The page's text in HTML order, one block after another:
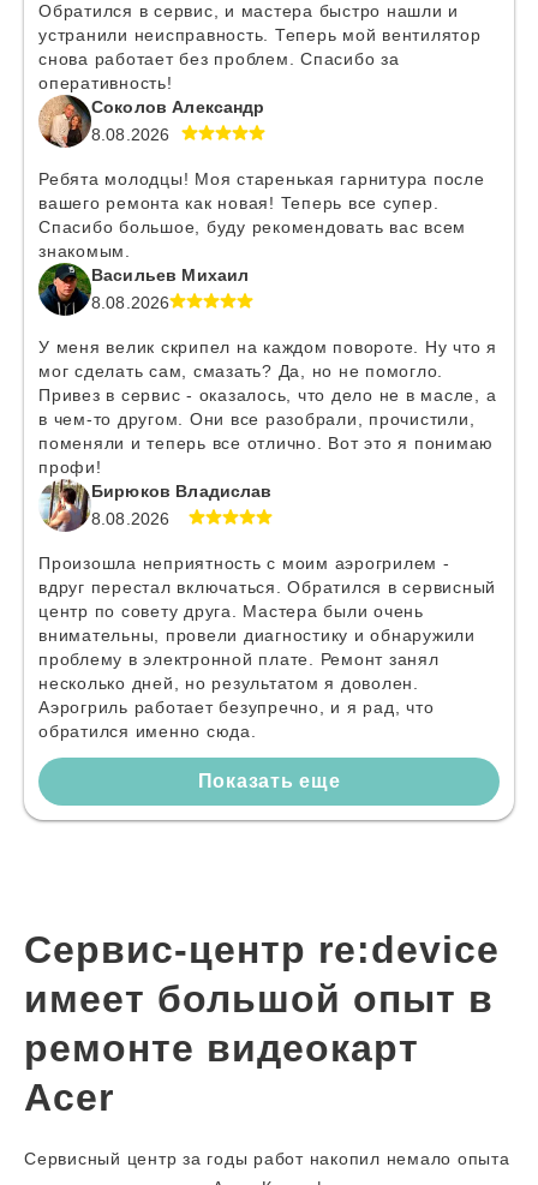
Обратился в сервис, и мастера быстро нашли и
устранили неисправность. Теперь мой вентилятор
снова работает без проблем. Спасибо за
оперативность!
Соколов Александр
8.08.2026
Ребята молодцы! Моя старенькая гарнитура после
вашего ремонта как новая! Теперь все супер.
Спасибо большое, буду рекомендовать вас всем
знакомым.
Васильев Михаил
8.08.2026
У меня велик скрипел на каждом повороте. Ну что я
мог сделать сам, смазать? Да, но не помогло.
Привез в сервис - оказалось, что дело не в масле, а
в чем-то другом. Они все разобрали, прочистили,
поменяли и теперь все отлично. Вот это я понимаю
профи!
Бирюков Владислав
8.08.2026
Произошла неприятность с моим аэрогрилем -
вдруг перестал включаться. Обратился в сервисный
центр по совету друга. Мастера были очень
внимательны, провели диагностику и обнаружили
проблему в электронной плате. Ремонт занял
несколько дней, но результатом я доволен.
Аэрогриль работает безупречно, и я рад, что
обратился именно сюда.
Показать еще
Сервис-центр re:device
имеет большой опыт в
ремонте видеокарт
Acer
Сервисный центр за годы работ накопил немало опыта